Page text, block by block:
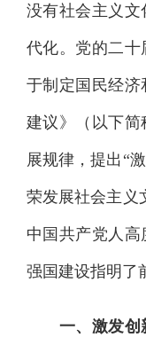
没有社会主义
代化。党的二
于制定国民经
建议》（以下
展规律，提出“
荣发展社会主义
中国共产党人
强国建设指明了
一、激发创